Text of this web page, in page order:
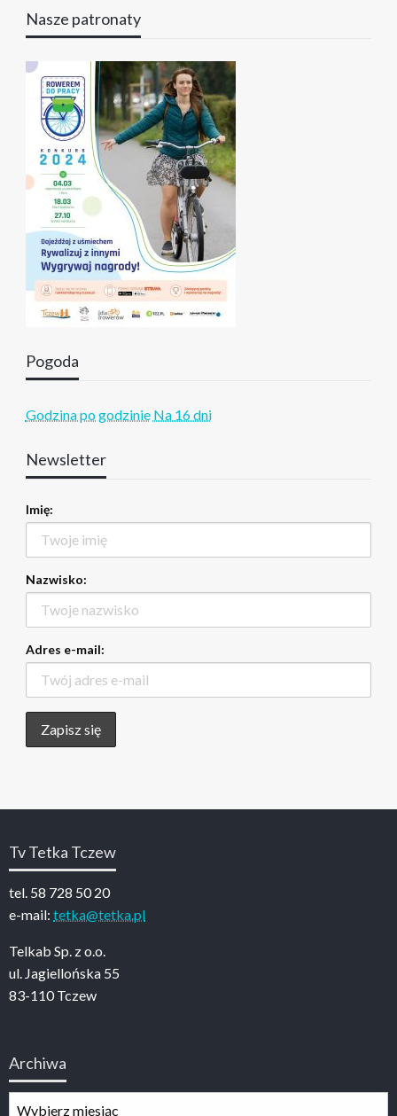
Nasze patronaty
Pogoda
Godzina po godzinie Na 16 dni
Newsletter
Imię:
Nazwisko:
Adres e-mail:
Tv Tetka Tczew
tel. 58 728 50 20
e-mail: tetka@tetka.pl
Telkab Sp. z o.o.
ul. Jagiellońska 55
83-110 Tczew
Archiwa